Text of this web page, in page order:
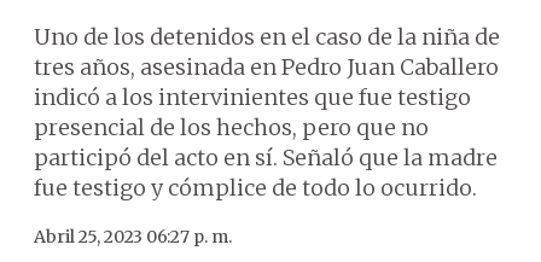
Uno de los detenidos en el caso de la niña de
tres años, asesinada en Pedro Juan Caballero
indicó a los intervinientes que fue testigo
presencial de los hechos, pero que no
participó del acto en sí. Señaló que la madre
fue testigo y cómplice de todo lo ocurrido.
Abril 25, 2023 06:27 p. m.